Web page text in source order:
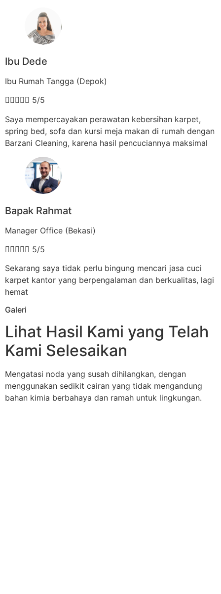
Ibu Dede
Ibu Rumah Tangga (Depok)
 5/5
Saya mempercayakan perawatan kebersihan karpet,
spring bed, sofa dan kursi meja makan di rumah dengan
Barzani Cleaning, karena hasil pencuciannya maksimal
Bapak Rahmat
Manager Office (Bekasi)
 5/5
Sekarang saya tidak perlu bingung mencari jasa cuci
karpet kantor yang berpengalaman dan berkualitas, lagi
hemat
Galeri
Lihat Hasil Kami yang Telah
Kami Selesaikan
Mengatasi noda yang susah dihilangkan, dengan
menggunakan sedikit cairan yang tidak mengandung
bahan kimia berbahaya dan ramah untuk lingkungan.